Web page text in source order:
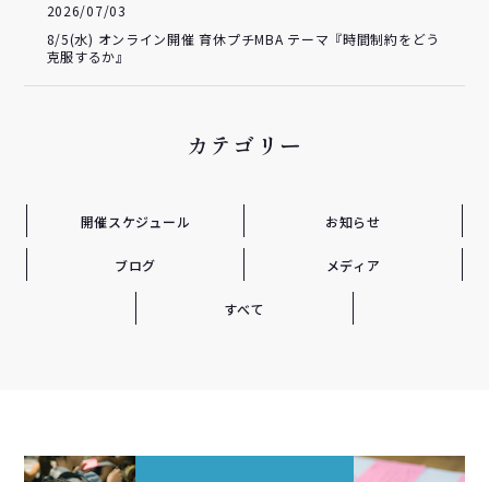
2026/07/03
8/5(水) オンライン開催 育休プチMBA テーマ『時間制約をどう
克服するか』
カテゴリー
開催スケジュール お知らせ
ブログ メディア
すべて